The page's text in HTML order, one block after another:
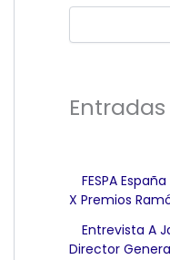
FESPA
X Premios
Entrevista A
Director